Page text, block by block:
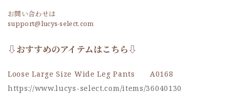
お問い合わせは
support@lucys-select.com
⇩おすすめのアイテムはこちら⇩
Loose Large Size Wide Leg Pants A0168
https://www.lucys-select.com/items/36040130